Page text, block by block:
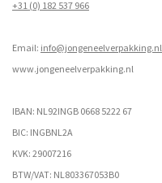
+31 (0) 182 537 966
Email: info@jongeneelverpakking.nl
www.jongeneelverpakking.nl
IBAN: NL92INGB 0668 5222 67
BIC: INGBNL2A
KVK: 29007216
BTW/VAT: NL803367053B0